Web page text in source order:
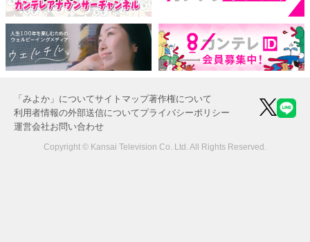
「みよか」についてサイトマップ著作権について
利用者情報の外部送信についてプライバシーポリシー
運営会社お問い合わせ
Copyright © Kansai Television Co. Ltd. All Rights Reserved.